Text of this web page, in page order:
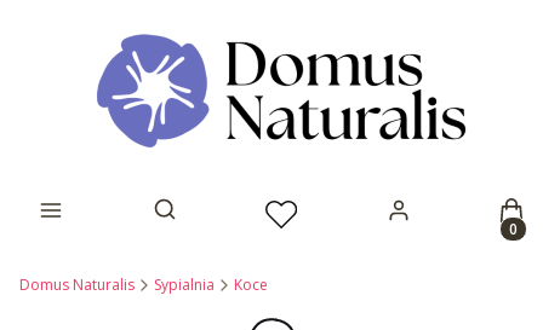
Otwórz wyszukiwarkę
Domus Naturalis Sypialnia Koce